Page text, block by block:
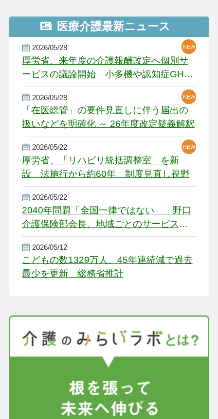
医療介護最新ニュース
2026/05/28
厚労省、来年度の介護報酬改定へ個別サ
ービスの議論開始 小多機や認知症GH、
厳しい経営環境に危機感
NEW
NEW
NEW
2026/05/28
「在医総管」の要件見直しに伴う届出の
扱いなどを明確化 ～ 26年度改定疑義解釈
NEW
NEW
2026/05/22
厚労省、「リハビリ統括調整室」を新
設 法施行から約60年 制度見直し視野
NEW
2026/05/22
2040年問題「全国一律ではない」 野口
介護保険部会長、地域ごとのサービス基
盤整備を促す
2026/05/12
こどもの数1329万人、45年連続減で過去
最少を更新 総務省推計